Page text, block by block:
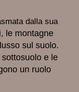
dalla sua
le montagne
sul suolo.
e le
un ruolo